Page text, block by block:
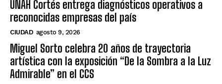
UNAH Cortés entrega diagnósticos operativos a
reconocidas empresas del país
CIUDAD agosto 9, 2026
Miguel Sorto celebra 20 años de trayectoria
artística con la exposición “De la Sombra a la Luz
Admirable” en el CCS